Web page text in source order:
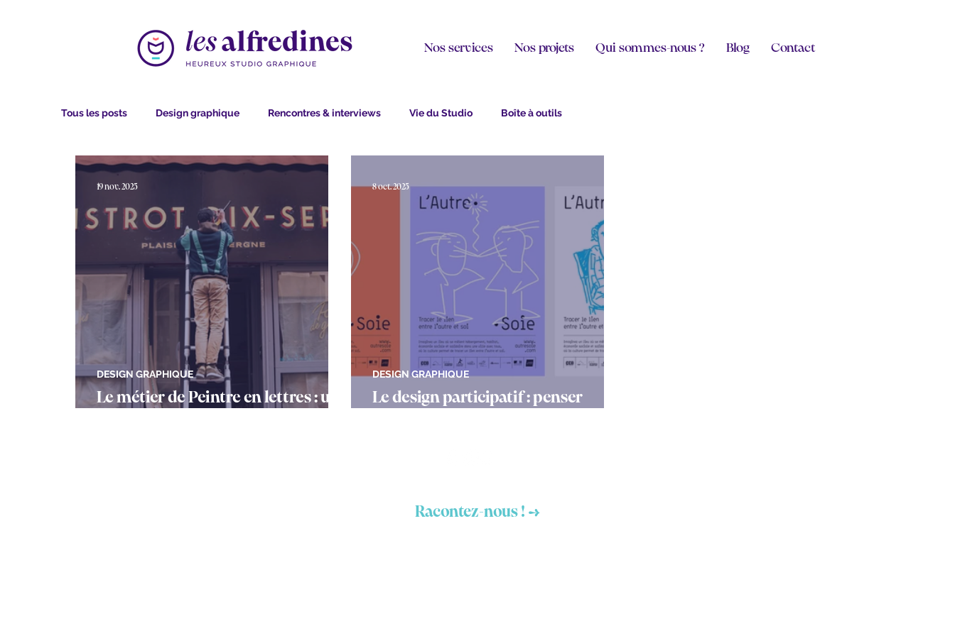
Nos services Nos projets Qui sommes-nous ? Blog Contact
Tous les posts Design graphique Rencontres & interviews Vie du Studio Boîte à outils
Le métier de Peintre en lettres : un
DESIGN GRAPHIQUE
19 nov. 2025
Le design participatif : penser
DESIGN GRAPHIQUE
8 oct. 2025
Racontez-nous ! →